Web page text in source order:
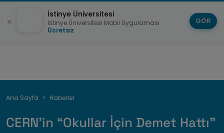
Sayfa
Ana Sayfa Haberler
CERN’in “Okullar İçin Demet Hattı”
İstinye Üniversitesi
İstinye Üniversitesi Mobil Uygulaması
Ücretsiz
GÖR